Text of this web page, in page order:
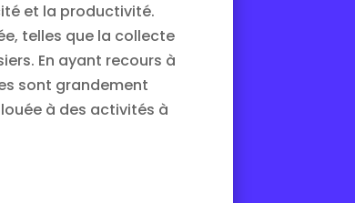
et la productivité.
telles que la collecte
En ayant recours à
sont grandement
à des activités à